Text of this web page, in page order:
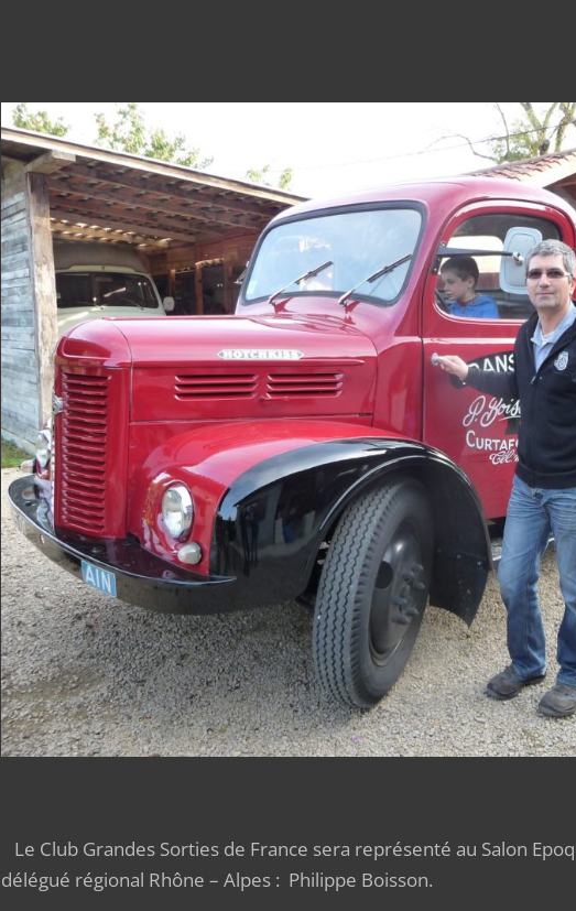
Le Club Grandes Sorties de France sera représenté au Salon
délégué régional Rhône – Alpes : Philippe Boisson.